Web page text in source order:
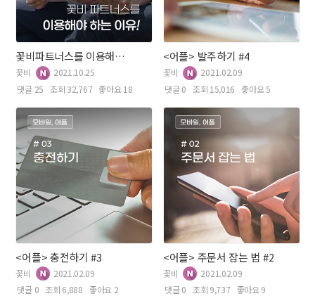
꽃비파트너스를 이용해야 하는 이유!!!
꽃비
2021.10.25
댓글 25 조회 32,767 좋아요 18
<어플> 발주하기 #4
꽃비
2021.02.09
댓글 0 조회 15,016 좋아요 5
<어플> 충전하기 #3
꽃비
2021.02.09
댓글 0 조회 6,888 좋아요 2
<어플> 주문서 잡는 법 #2
꽃비
2021.02.09
댓글 0 조회 9,737 좋아요 9